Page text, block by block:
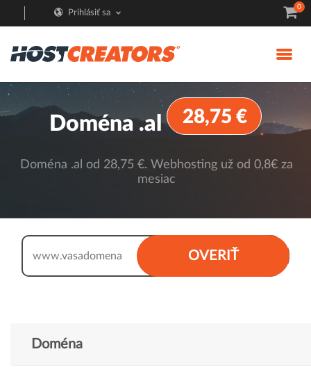
Prihlásiť sa
0
Doména .al 28,75 €
Doména .al od 28,75 €. Webhosting už od 0,8€ za
mesiac
OVERIŤ
www.
Doména